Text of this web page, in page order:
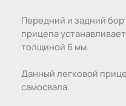
Передний и задний
прицепа
толщиной 6 мм.
Данный легковой
самосвала.